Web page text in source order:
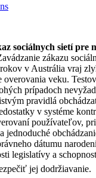
sociálnych sietí pre
zákazu
v Austrália vraj
overovania veku.
prípadoch
pravidlá
v systéme
používateľov,
jednoduché
dátumu
legislatívy a
jej dodržiavanie.